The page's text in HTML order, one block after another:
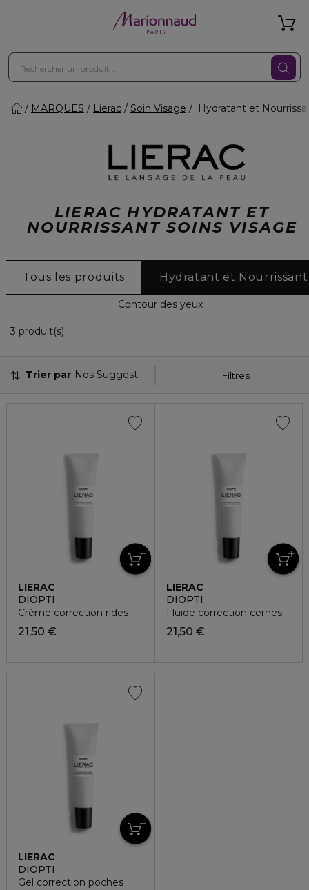
MARQUES Lierac Soin Visage Hydratant et
LIERAC HYDRATANT ET
NOURRISSANT SOINS VISAGE
Tous les produits Hydratant et Nourrissant
Contour des yeux
3 produit(s)
Filtres
Trier par Nos Suggestions
LIERAC
DIOPTI
Crème correction rides
21,50 €
LIERAC
DIOPTI
Fluide correction cernes
21,50 €
LIERAC
DIOPTI
Gel correction poches